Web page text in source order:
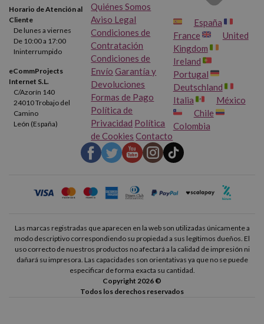
Horario de Atención al
Cliente
De lunes a viernes
De 10:00 a 17:00
Ininterrumpido
eCommProjects
Internet S.L.
C/Azorín 140
24010 Trobajo del
Camino
León (España)
Quiénes Somos
Aviso Legal
Condiciones de
Contratación
Condiciones de
Envío Garantía y
Devoluciones
Formas de Pago
Política de
Privacidad Política
de Cookies Contacto
España
France
United
Kingdom
Ireland
Portugal
Deutschland
Italia
México
Chile
Colombia
Las marcas registradas que aparecen en la web son utilizadas únicamente a
modo descriptivo correspondiendo su propiedad a sus legítimos dueños. El
uso correcto de nuestros productos no afectará a la calidad de impresión ni
dañará su impresora. Las capacidades son orientativas ya que no se puede
especificar de forma exacta su cantidad.
Copyright 2026 ©
Todos los derechos reservados